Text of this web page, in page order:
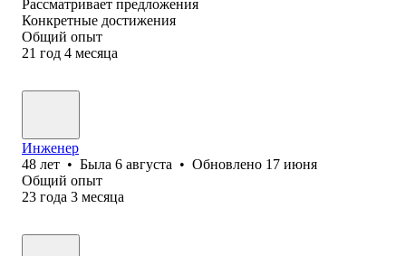
Рассматривает предложения
Конкретные достижения
Общий опыт
21 год 4 месяца
Инженер
48 лет • Была 6 августа • Обновлено 17 июня
Общий опыт
23 года 3 месяца